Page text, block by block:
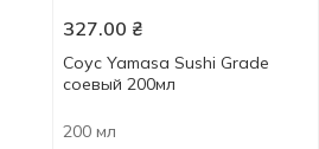
327.00 ₴
Соус Yamasa Sushi Grade
соевый 200мл
200 мл